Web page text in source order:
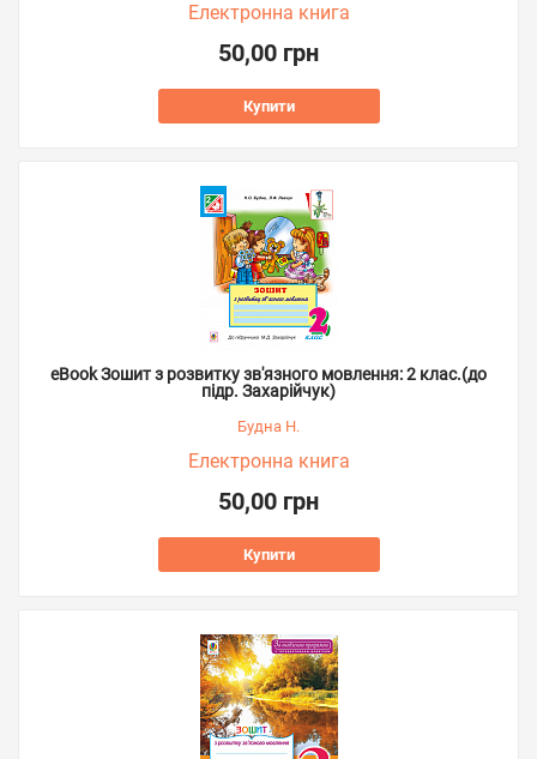
Електронна книга
50,00 грн
Купити
eBook Зошит з розвитку зв'язного мовлення: 2 клас.(до
підр. Захарійчук)
Будна Н.
Електронна книга
50,00 грн
Купити